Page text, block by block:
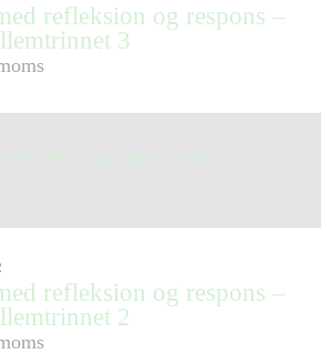
refleksion og respons –
3
refleksion og respons –
2